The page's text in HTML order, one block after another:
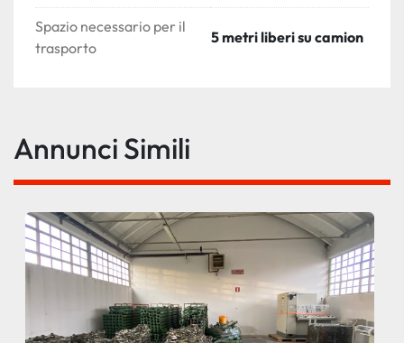
Spazio necessario per il
trasporto
5 metri liberi su camion
Annunci Simili